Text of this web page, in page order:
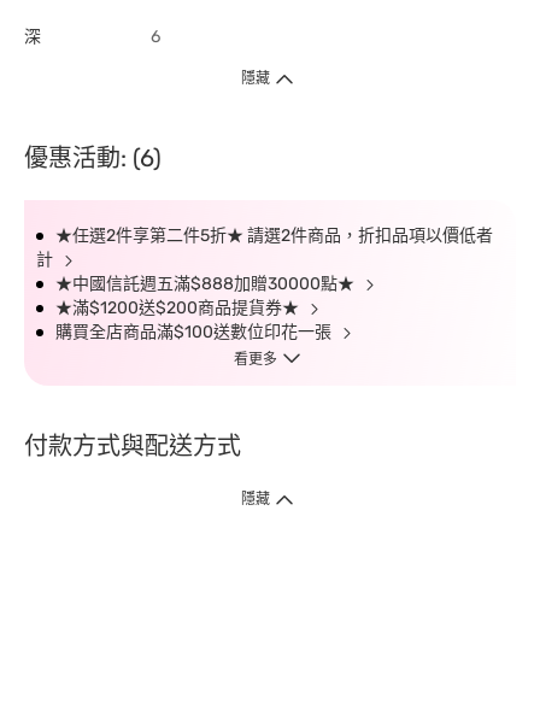
深 6
隱藏
優惠活動: (6)
★任選2件享第二件5折★ 請選2件商品，折扣品項以價低者
計
★中國信託週五滿$888加贈30000點★
★滿$1200送$200商品提貨券★
購買全店商品滿$100送數位印花一張
看更多
付款方式與配送方式
隱藏